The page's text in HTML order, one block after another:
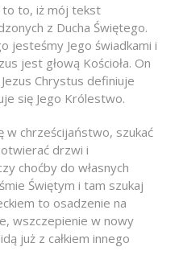
to to, iż mój tekst
z Ducha Świętego.
jesteśmy Jego świadkami i
jest głową Kościoła. On
Chrystus definiuje
się Jego Królestwo.
w chrześcijaństwo, szukać
drzwi i
choćby do własnych
Świętym i tam szukaj
to osadzenie na
wszczepienie w nowy
już z całkiem innego